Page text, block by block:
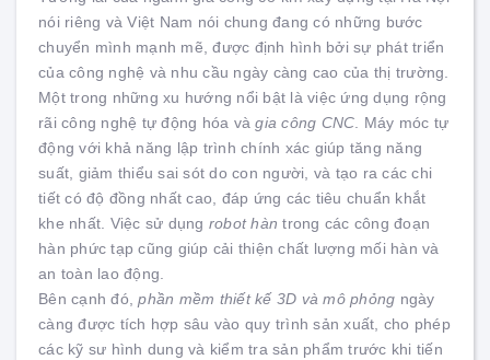
nói riêng và Việt Nam nói chung đang có những bước
chuyển mình mạnh mẽ, được định hình bởi sự phát triển
của công nghệ và nhu cầu ngày càng cao của thị trường.
Một trong những xu hướng nổi bật là việc ứng dụng rộng
rãi công nghệ tự động hóa vàgia công CNC . Máy móc tự
động với khả năng lập trình chính xác giúp tăng năng
suất, giảm thiểu sai sót do con người, và tạo ra các chi
tiết có độ đồng nhất cao, đáp ứng các tiêu chuẩn khắt
khe nhất. Việc sử dụng robot hàn trong các công đoạn
hàn phức tạp cũng giúp cải thiện chất lượng mối hàn và
an toàn lao động.
Bên cạnh đó,phần mềm thiết kế 3D và mô phỏng ngày
càng được tích hợp sâu vào quy trình sản xuất, cho phép
các kỹ sư hình dung và kiểm tra sản phẩm trước khi tiến